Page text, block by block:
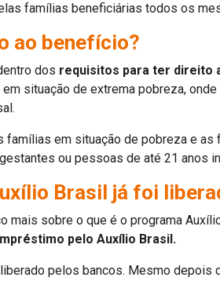
famílias beneficiárias todos os
ao benefício?
dos requisitos para ter direito
situação de extrema pobreza,
famílias em situação de pobreza e
ou pessoas de até 21 anos
Brasil já foi
mais sobre o que é o programa
pelo Auxílio Brasil.
pelos bancos. Mesmo